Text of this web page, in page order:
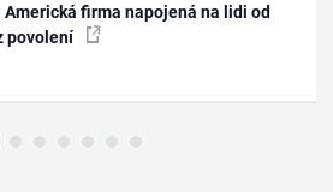
firma napojená na lidi od
povolení